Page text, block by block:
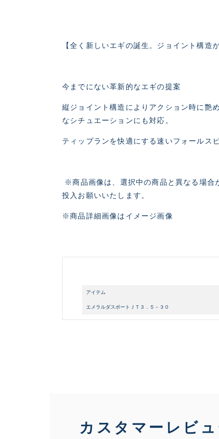
【全く新しいエギの誕生。ジョイント構
今までにない革新的なエギの提案
縦ジョイント構造によりアクション時に艶
なシチュエーションにも対応。
ティップランを快適にする速いフォールス
※商品画像は、選択中の商品と異なる場合
投入お願いいたします。
※商品詳細画像はイメージ画像
アイテム
エメラルダスボートＪＴ３．５－３０
カスタマーレビ